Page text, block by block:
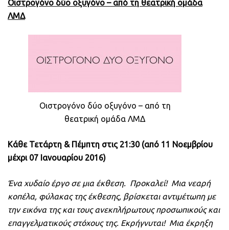
Οιστρογόνο δύο οξυγόνο – από τη θεατρική ομάδα
ΛΜΔ
Οιστρογόνο δύο οξυγόνο – από τη
θεατρική ομάδα ΛΜΔ
Κάθε Τετάρτη & Πέμπτη στις 21:30 (από 11 Νοεμβρίου
μέχρι 07 Ιανουαρίου 2016)
Ένα χυδαίο έργο σε μια έκθεση. Προκαλεί! Μια νεαρή
κοπέλα, φύλακας της έκθεσης, βρίσκεται αντιμέτωπη με
την εικόνα της και τους ανεκπλήρωτους προσωπικούς και
επαγγελματικούς στόχους της. Εκρήγνυται! Μια έκρηξη